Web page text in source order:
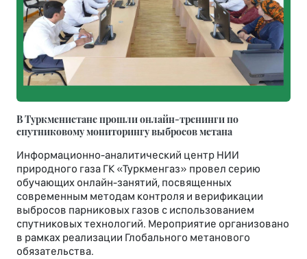
В Туркменистане прошли онлайн-тренинги по
спутниковому мониторингу выбросов метана
Информационно-аналитический центр НИИ
природного газа ГК «Туркменгаз» провел серию
обучающих онлайн-занятий, посвященных
современным методам контроля и верификации
выбросов парниковых газов с использованием
спутниковых технологий. Мероприятие организовано
в рамках реализации Глобального метанового
обязательства.